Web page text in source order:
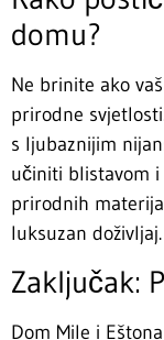
domu?
Ne brinite ako
prirodne
s ljubaznijim
učiniti blistavom
prirodnih
luksuzan doživljaj.
Zaključak:
Dom Mile i